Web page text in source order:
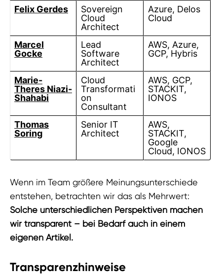
Felix Gerdes
Sovereign
Cloud
Architect
Azure, Delos
Cloud
Marcel
Gocke
Lead
Software
Architect
AWS, Azure,
GCP, Hybris
Marie-
Theres Niazi-
Shahabi
Cloud
Transformati
on
Consultant
AWS, GCP,
STACKIT,
IONOS
Thomas
Soring
Senior IT
Architect
AWS,
STACKIT,
Google
Cloud, IONOS
Wenn im Team größere Meinungsunterschiede
entstehen, betrachten wir das als Mehrwert:
Solche unterschiedlichen Perspektiven machen
wir transparent – bei Bedarf auch in einem
eigenen Artikel.
Transparenzhinweise